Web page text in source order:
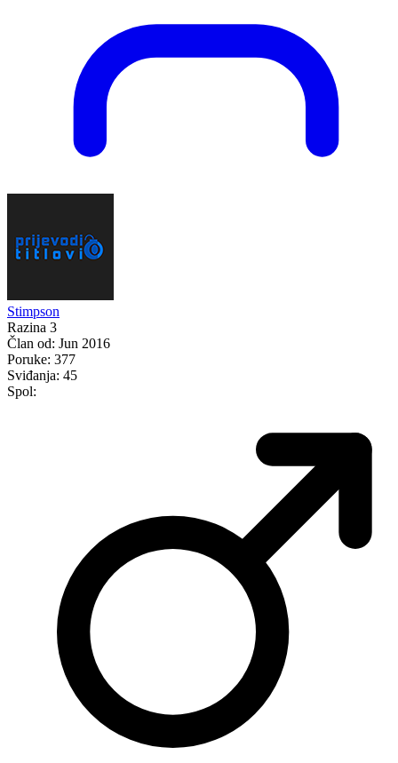
Stimpson
Razina 3
Član od: Jun 2016
Poruke: 377
Sviđanja: 45
Spol: